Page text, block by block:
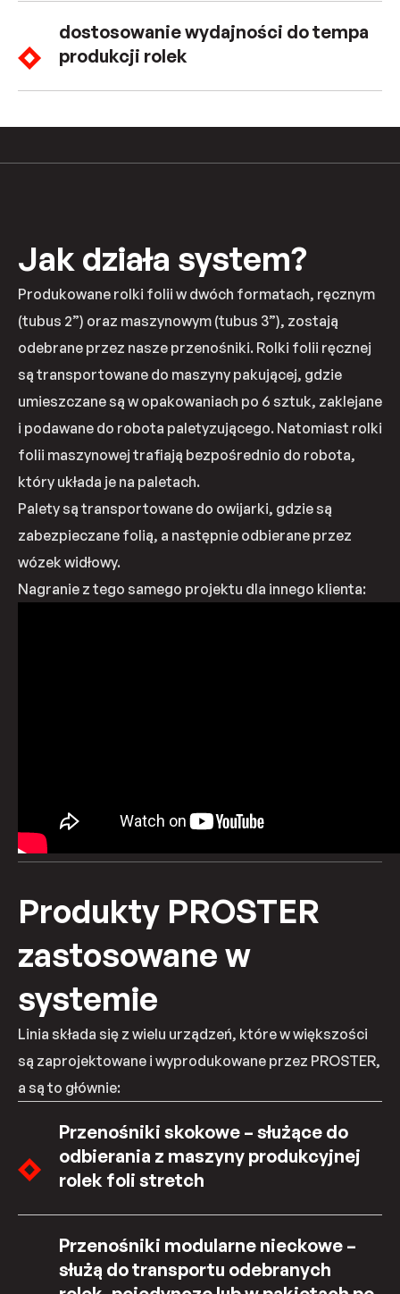
dostosowanie wydajności do tempa
produkcji rolek
Jak działa system?
Produkowane rolki folii w dwóch formatach, ręcznym
(tubus 2”) oraz maszynowym (tubus 3”), zostają
odebrane przez nasze przenośniki. Rolki folii ręcznej
są transportowane do maszyny pakującej, gdzie
umieszczane są w opakowaniach po 6 sztuk, zaklejane
i podawane do robota paletyzującego. Natomiast rolki
folii maszynowej trafiają bezpośrednio do robota,
który układa je na paletach.
Palety są transportowane do owijarki, gdzie są
zabezpieczane folią, a następnie odbierane przez
wózek widłowy.
Nagranie z tego samego projektu dla innego klienta:
Produkty PROSTER
zastosowane w
systemie
Linia składa się z wielu urządzeń, które w większości
są zaprojektowane i wyprodukowane przez PROSTER,
a są to głównie:
Przenośniki skokowe – służące do
odbierania z maszyny produkcyjnej
rolek foli stretch
Przenośniki modularne nieckowe –
służą do transportu odebranych